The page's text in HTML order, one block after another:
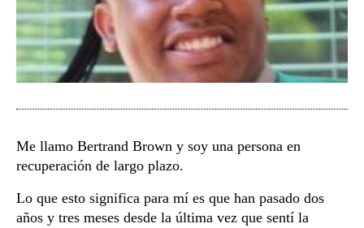
Me llamo Bertrand Brown y soy una persona en
recuperación de largo plazo.
Lo que esto significa para mí es que han pasado dos
años y tres meses desde la última vez que sentí la